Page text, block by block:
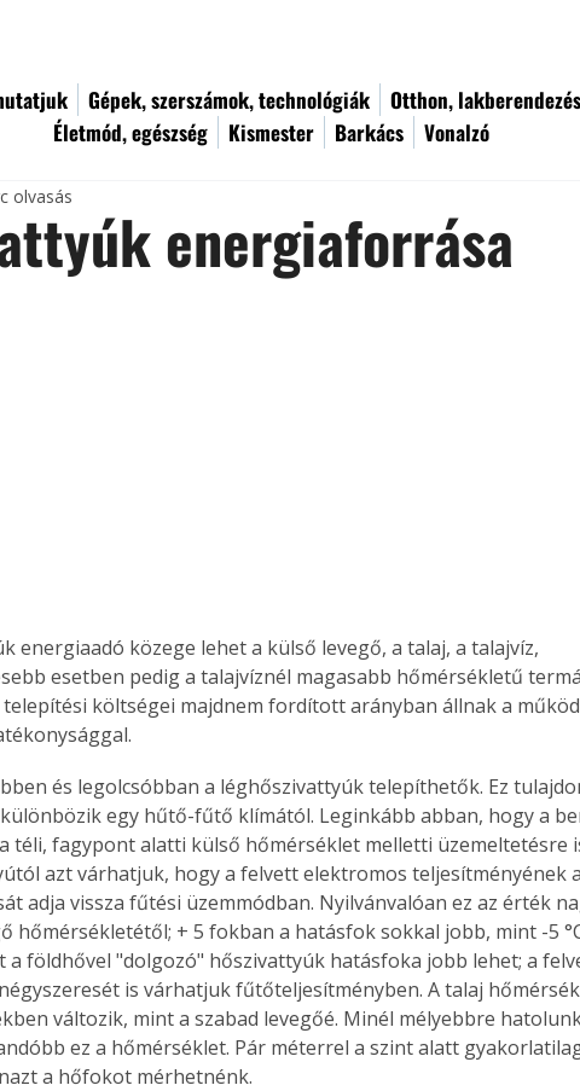
Gépek, szerszámok, technológiák Otthon, lakberendezés
Életmód, egészség
Kismester Barkács Vonalzó
energiaforrása
olvasás
energiaadó közege lehet a külső levegő, a talaj, a talajvíz,
esetben pedig a talajvíznél magasabb hőmérsékletű
költségei majdnem fordított arányban állnak a
és legolcsóbban a léghőszivattyúk telepíthetők. Ez
egy hűtő-fűtő klímától. Leginkább abban, hogy a
téli, fagypont alatti külső hőmérséklet melletti üzemeltetésre
azt várhatjuk, hogy a felvett elektromos teljesítményének a
adja vissza fűtési üzemmódban. Nyilvánvalóan ez az érték
hőmérsékletétől; + 5 fokban a hatásfok sokkal jobb, mint -5
a földhővel "dolgozó" hőszivattyúk hatásfoka jobb lehet; a
is várhatjuk fűtőteljesítményben. A talaj
változik, mint a szabad levegőé. Minél mélyebbre
ez a hőmérséklet. Pár méterrel a szint alatt
a hőfokot mérhetnénk.